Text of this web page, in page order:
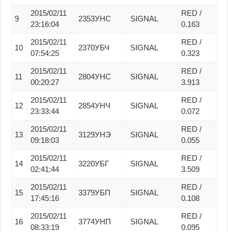
9
2015/02/11
23:16:04
2353УНС SIGNAL
RED /
0.163
10
2015/02/11
07:54:25
2370УБЧ SIGNAL
RED /
0.323
11
2015/02/11
00:20:27
2804УНС SIGNAL
RED /
3.913
12
2015/02/11
23:33:44
2854УНЧ SIGNAL
RED /
0.072
13
2015/02/11
09:18:03
3129УНЭ SIGNAL
RED /
0.055
14
2015/02/11
02:41:44
3220УБГ SIGNAL
RED /
3.509
15
2015/02/11
17:45:16
3379УБП SIGNAL
RED /
0.108
16
2015/02/11
08:33:19
3774УНП SIGNAL
RED /
0.095